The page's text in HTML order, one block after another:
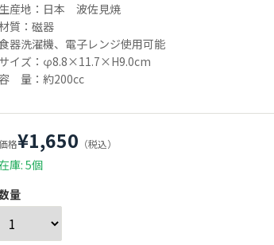
産地：日本 波佐見焼
質：磁器
器洗濯機、電子レンジ使用可能
イズ：φ8.8×11.7×H9.0cm
量：約200cc
格¥1,650 （税込）
庫: 5個
量